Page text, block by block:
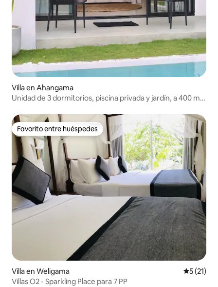
Villa en Ahangama
Unidad de 3 dormitorios, piscina privada y jardín, a 400 m
Favorito entre huéspedes
Favorito entre huéspedes
Villa en Weligama
5 (21)
Villas O2 - Sparkling Place para 7 PP